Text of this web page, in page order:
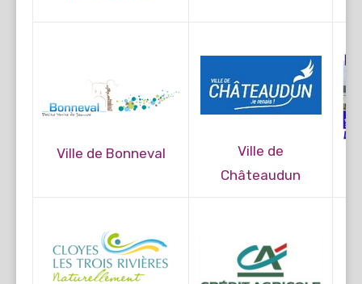
Ville de Bonneval
Ville de
Châteaudun